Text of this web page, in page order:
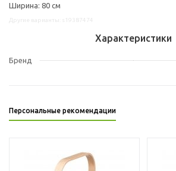
Ширина: 80 см
Характеристики
Бренд
Персональные рекомендации